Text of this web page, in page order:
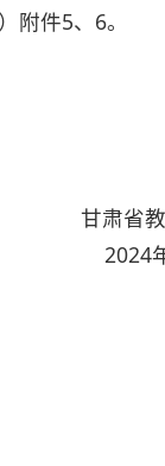
件5、6。
甘肃省
2024